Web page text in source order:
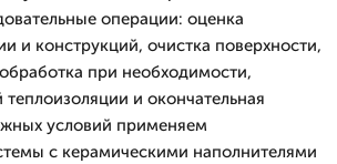
операции: оценка
и конструкций, очистка поверхности,
при необходимости,
и окончательная
условий применяем
с керамическими наполнителями